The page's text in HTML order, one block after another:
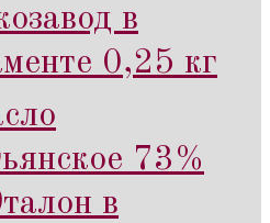
в
0,25 кг
73%
в